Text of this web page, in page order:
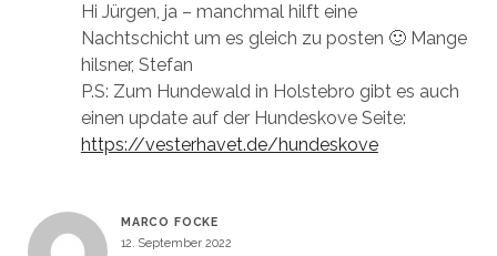
Hi Jürgen, ja – manchmal hilft eine
Nachtschicht um es gleich zu posten 🙂 Mange
hilsner, Stefan
P.S: Zum Hundewald in Holstebro gibt es auch
einen update auf der Hundeskove Seite:
https://vesterhavet.de/hundeskove
MARCO FOCKE
12. September 2022